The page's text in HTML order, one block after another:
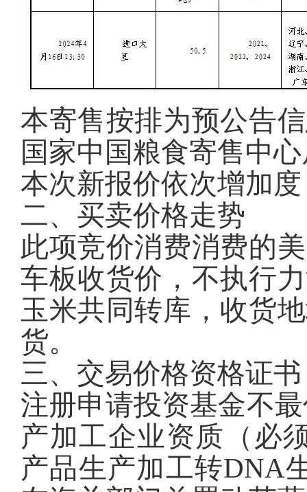
本寄售按排为预公告
国家中国粮食寄售中
本次新报价依次增加
二、买卖价格走势
此项竞价消费消费的
车板收货价，不执行
玉米共同转库，收货
货。
三、交易价格资格证书
注册申请投资基金不
产加工企业资质（必
产品生产加工转DNA